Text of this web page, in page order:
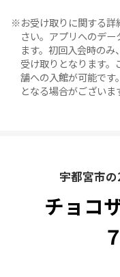
お受け取りに関する詳
さい。アプリへのデ
ます。初回入会時の
受け取りとなります
舗への入館が可能で
となる場合がございま
宇都宮市
チョコ